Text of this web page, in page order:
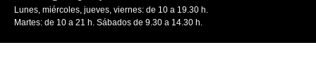
Lunes, miércoles, jueves, viernes: de 10 a 19.30 h.
Martes: de 10 a 21 h. Sábados de 9.30 a 14.30 h.